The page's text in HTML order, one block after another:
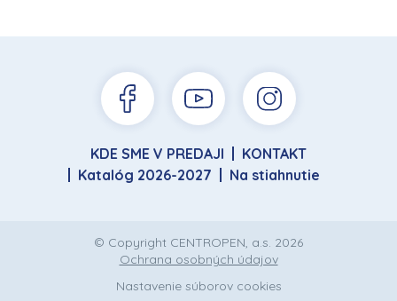
KDE SME V PREDAJI
KONTAKT
Katalóg 2026-2027
Na stiahnutie
© Copyright CENTROPEN, a.s. 2026
Ochrana osobných údajov
Nastavenie súborov cookies